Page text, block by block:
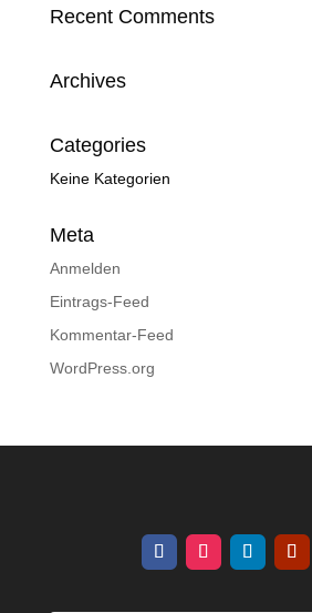
Recent Comments
Archives
Categories
Keine Kategorien
Meta
Anmelden
Eintrags-Feed
Kommentar-Feed
WordPress.org